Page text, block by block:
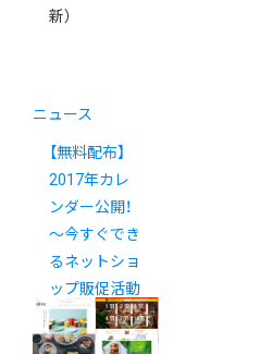
新）
ニュース
【無料配布】
2017年カレ
ンダー公開！
～今すぐでき
るネットショ
ップ販促活動
のコツ～